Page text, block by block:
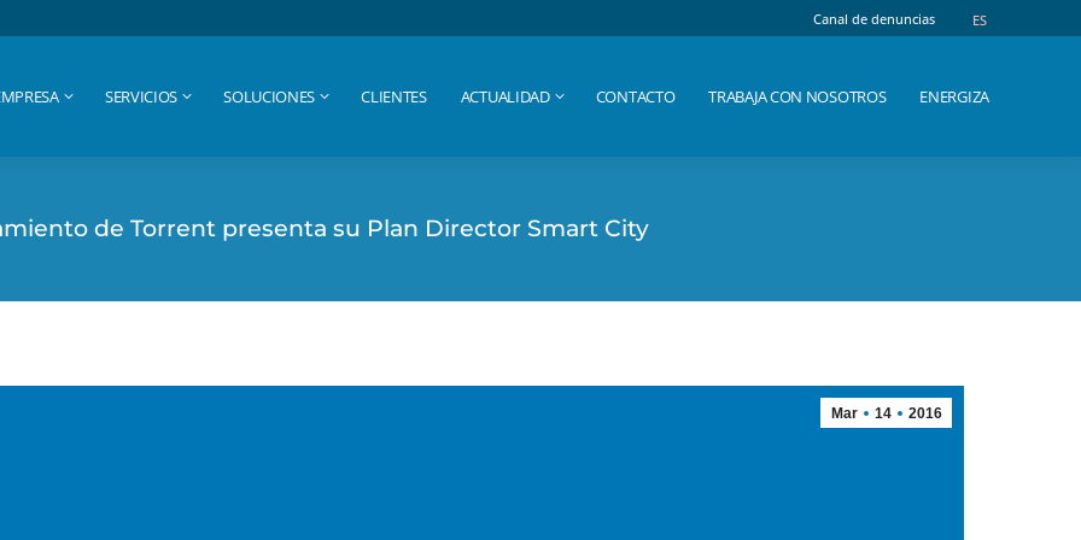
Canal de denuncias ES
SERVICIOS SOLUCIONES CLIENTES ACTUALIDAD CONTACTO TRABAJA CON NOSOTROS ENERGIZA
de Torrent presenta su Plan Director Smart City
Mar 14 2016
Canal de denuncias ES